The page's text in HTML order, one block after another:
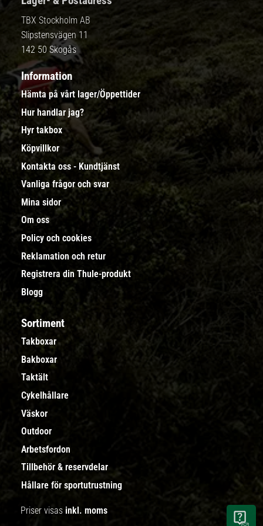
TBX Stockholm AB
Slipstensvägen 11
142 50 Skogås
Information
Hämta på vårt lager/Öppettider
Hur handlar jag?
Hyr takbox
Köpvillkor
Kontakta oss - Kundtjänst
Vanliga frågor och svar
Mina sidor
Om oss
Policy och cookies
Reklamation och retur
Registrera din Thule-produkt
Blogg
Sortiment
Takboxar
Bakboxar
Taktält
Cykelhållare
Väskor
Outdoor
Arbetsfordon
Tillbehör & reservdelar
Hållare för sportutrustning
Priser visas inkl. moms